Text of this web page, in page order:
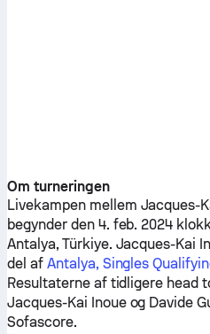
Om turneringen
Livekampen mellem Jacques-
begynder den 4. feb. 2024
Antalya, Türkiye. Jacques-Kai
del af Antalya, Singles
Resultaterne af tidligere head
Jacques-Kai Inoueog Davide
Sofascore.